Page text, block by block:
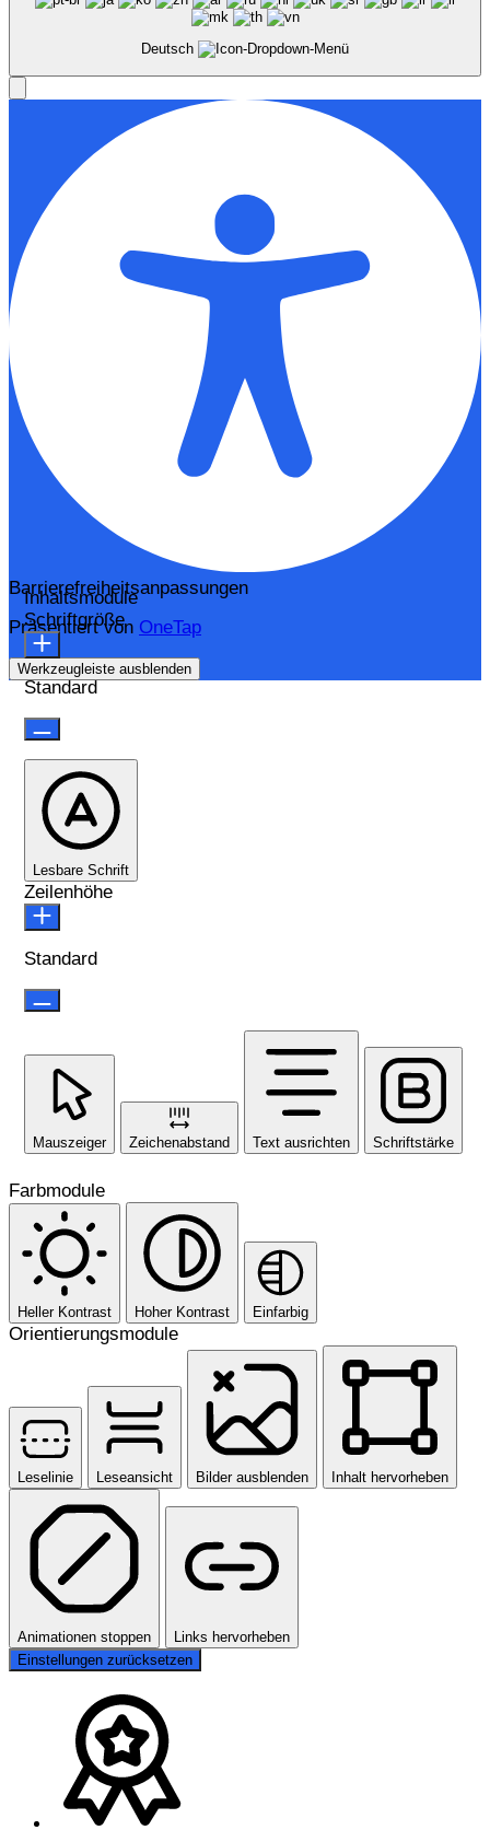
Deutsch
Barrierefreiheitsanpassungen
Präsentiert von OneTap
Werkzeugleiste ausblenden
Inhaltsmodule
Schriftgröße
Standard
Lesbare Schrift
Zeilenhöhe
Standard
Mauszeiger Zeichenabstand Text ausrichten Schriftstärke
Farbmodule
Heller Kontrast Hoher Kontrast Einfarbig
Orientierungsmodule
Leselinie Leseansicht Bilder ausblenden Inhalt hervorheben
Animationen stoppen
Links hervorheben
Einstellungen zurücksetzen